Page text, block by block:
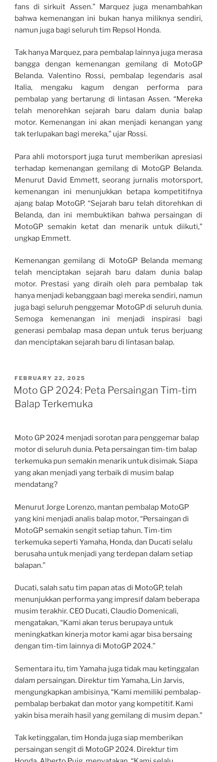
fans di sirkuit Assen.” Marquez juga menambahkan
bahwa kemenangan ini bukan hanya miliknya sendiri,
namun juga bagi seluruh tim Repsol Honda.
Tak hanya Marquez, para pembalap lainnya juga merasa
bangga dengan kemenangan gemilang di MotoGP
Belanda. Valentino Rossi, pembalap legendaris asal
Italia, mengaku kagum dengan performa para
pembalap yang bertarung di lintasan Assen. “Mereka
telah menorehkan sejarah baru dalam dunia balap
motor. Kemenangan ini akan menjadi kenangan yang
tak terlupakan bagi mereka,” ujar Rossi.
Para ahli motorsport juga turut memberikan apresiasi
terhadap kemenangan gemilang di MotoGP Belanda.
Menurut David Emmett, seorang jurnalis motorsport,
kemenangan ini menunjukkan betapa kompetitifnya
ajang balap MotoGP. “Sejarah baru telah ditorehkan di
Belanda, dan ini membuktikan bahwa persaingan di
MotoGP semakin ketat dan menarik untuk diikuti,”
ungkap Emmett.
Kemenangan gemilang di MotoGP Belanda memang
telah menciptakan sejarah baru dalam dunia balap
motor. Prestasi yang diraih oleh para pembalap tak
hanya menjadi kebanggaan bagi mereka sendiri, namun
juga bagi seluruh penggemar MotoGP di seluruh dunia.
Semoga kemenangan ini menjadi inspirasi bagi
generasi pembalap masa depan untuk terus berjuang
dan menciptakan sejarah baru di lintasan balap.
POSTED
ON
FEBRUARY 22, 2025
Moto GP 2024: Peta Persaingan Tim-tim
Balap Terkemuka
Moto GP 2024 menjadi sorotan para penggemar balap
motor di seluruh dunia. Peta persaingan tim-tim balap
terkemuka pun semakin menarik untuk disimak. Siapa
yang akan menjadi yang terbaik di musim balap
mendatang?
Menurut Jorge Lorenzo, mantan pembalap MotoGP
yang kini menjadi analis balap motor, “Persaingan di
MotoGP semakin sengit setiap tahun. Tim-tim
terkemuka seperti Yamaha, Honda, dan Ducati selalu
berusaha untuk menjadi yang terdepan dalam setiap
balapan.”
Ducati, salah satu tim papan atas di MotoGP, telah
menunjukkan performa yang impresif dalam beberapa
musim terakhir. CEO Ducati, Claudio Domenicali,
mengatakan, “Kami akan terus berupaya untuk
meningkatkan kinerja motor kami agar bisa bersaing
dengan tim-tim lainnya di MotoGP 2024.”
Sementara itu, tim Yamaha juga tidak mau ketinggalan
dalam persaingan. Direktur tim Yamaha, Lin Jarvis,
mengungkapkan ambisinya, “Kami memiliki pembalap-
pembalap berbakat dan motor yang kompetitif. Kami
yakin bisa meraih hasil yang gemilang di musim depan.”
Tak ketinggalan, tim Honda juga siap memberikan
persaingan sengit di MotoGP 2024. Direktur tim